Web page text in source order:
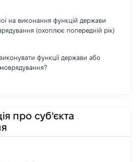
на виконання функцій держави
(охоплює попередній рік)
функції держави або
про суб'єкта